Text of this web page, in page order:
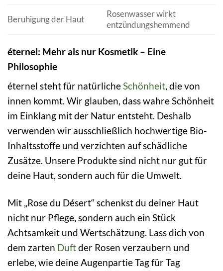
Beruhigung der Haut
Rosenwasser wirkt
entzündungshemmend
éternel: Mehr als nur Kosmetik – Eine
Philosophie
éternel steht für natürlicheSchönheit, die von
innen kommt. Wir glauben, dass wahre Schönheit
im Einklang mit der Natur entsteht. Deshalb
verwenden wir ausschließlich hochwertige Bio-
Inhaltsstoffe und verzichten auf schädliche
Zusätze. Unsere Produkte sind nicht nur gut für
deine Haut, sondern auch für die Umwelt.
Mit „Rose du Désert“ schenkst du deiner Haut
nicht nur Pflege, sondern auch ein Stück
Achtsamkeit und Wertschätzung. Lass dich von
dem zarten Duftder Rosen verzaubern und
erlebe, wie deine Augenpartie Tag für Tag